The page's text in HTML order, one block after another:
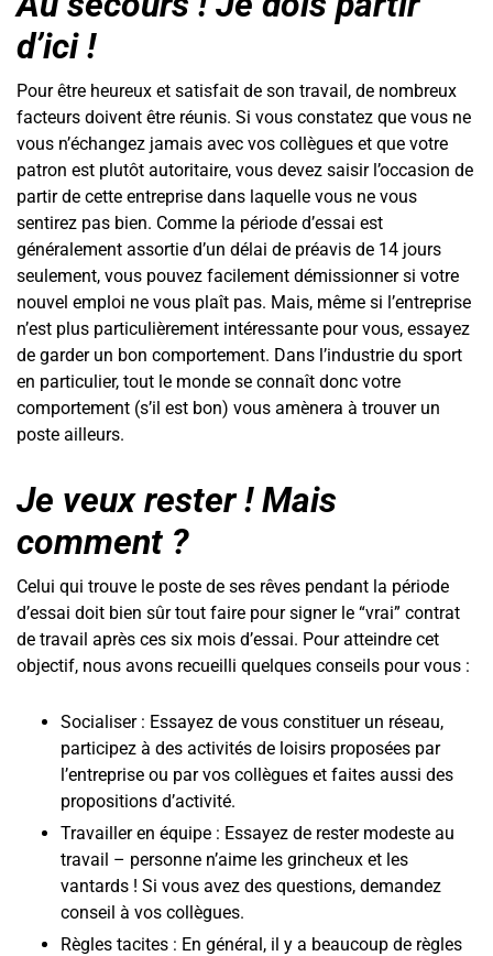
d’ici !
Pour être heureux et satisfait de son travail, de nombreux
facteurs doivent être réunis. Si vous constatez que vous ne
vous n’échangez jamais avec vos collègues et que votre
patron est plutôt autoritaire, vous devez saisir l’occasion de
partir de cette entreprise dans laquelle vous ne vous
sentirez pas bien. Comme la période d’essai est
généralement assortie d’un délai de préavis de 14 jours
seulement, vous pouvez facilement démissionner si votre
nouvel emploi ne vous plaît pas. Mais, même si l’entreprise
n’est plus particulièrement intéressante pour vous, essayez
de garder un bon comportement. Dans l’industrie du sport
en particulier, tout le monde se connaît donc votre
comportement (s’il est bon) vous amènera à trouver un
poste ailleurs.
Je veux rester ! Mais
comment ?
Celui qui trouve le poste de ses rêves pendant la période
d’essai doit bien sûr tout faire pour signer le “vrai” contrat
de travail après ces six mois d’essai. Pour atteindre cet
objectif, nous avons recueilli quelques conseils pour vous :
Socialiser : Essayez de vous constituer un réseau,
participez à des activités de loisirs proposées par
l’entreprise ou par vos collègues et faites aussi des
propositions d’activité.
Travailler en équipe : Essayez de rester modeste au
travail – personne n’aime les grincheux et les
vantards ! Si vous avez des questions, demandez
conseil à vos collègues.
Règles tacites : En général, il y a beaucoup de règles